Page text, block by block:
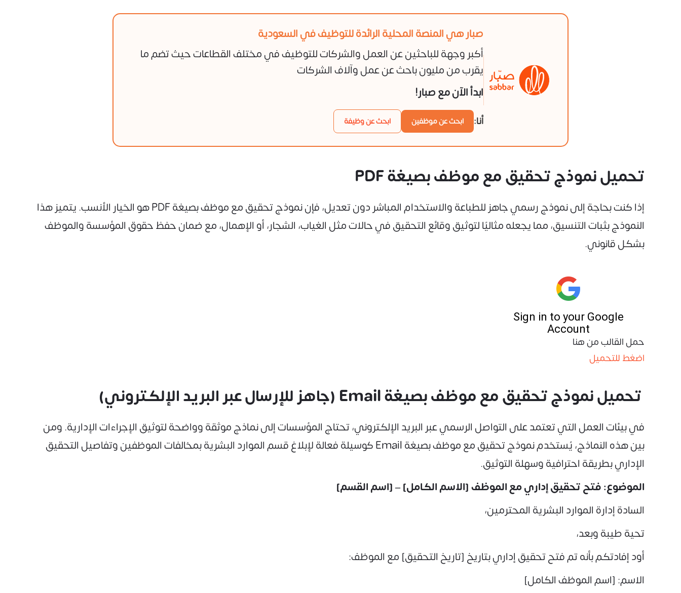
صبار هي المنصة المحلية الرائدة للتوظيف في السعودية
أكبر وجهة للباحثين عن العمل والشركات للتوظيف في مختلف القطاعات حيث تضم ما
يقرب من مليون باحث عن عمل وآلاف الشركات
ابدأ الآن مع صبار!
أنا: ابحث عن موظفين ابحث عن وظيفة
تحميل نموذج تحقيق مع موظف بصيغة PDF
إذا كنت بحاجة إلى نموذج رسمي جاهز للطباعة والاستخدام المباشر دون تعديل، فإن نموذج تحقيق مع موظف بصيغة PDF هو الخيار الأنسب. يتميز هذا
النموذج بثبات التنسيق، مما يجعله مثاليًا لتوثيق وقائع التحقيق في حالات مثل الغياب، الشجار، أو الإهمال، مع ضمان حفظ حقوق المؤسسة والموظف
بشكل قانوني.
حمل القالب من هنا
اضغط للتحميل
تحميل نموذج تحقيق مع موظف بصيغة Email (جاهز للإرسال عبر البريد الإلكتروني)
في بيئات العمل التي تعتمد على التواصل الرسمي عبر البريد الإلكتروني، تحتاج المؤسسات إلى نماذج موثقة وواضحة لتوثيق الإجراءات الإدارية. ومن
بين هذه النماذج، يُستخدم نموذج تحقيق مع موظف بصيغة Email كوسيلة فعالة لإبلاغ قسم الموارد البشرية بمخالفات الموظفين وتفاصيل التحقيق
الإداري بطريقة احترافية وسهلة التوثيق.
الموضوع: فتح تحقيق إداري مع الموظف [الاسم الكامل] – [اسم القسم]
السادة إدارة الموارد البشرية المحترمين،
تحية طيبة وبعد،
أود إفادتكم بأنه تم فتح تحقيق إداري بتاريخ [تاريخ التحقيق] مع الموظف:
الاسم: [اسم الموظف الكامل]